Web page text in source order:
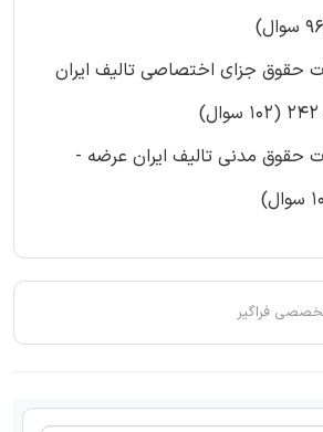
حقوق جزای اختصاصی تالیف ایران
حقوق مدنی تالیف ایران عرضه -
فراگیر